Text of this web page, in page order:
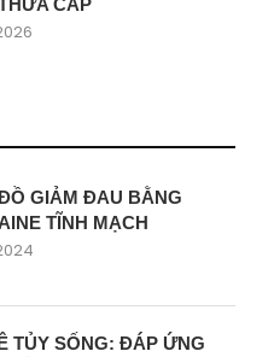
CẤP
GIẢM ĐAU BẰNG
TĨNH MẠCH
TỦY SỐNG: ĐÁP ỨNG